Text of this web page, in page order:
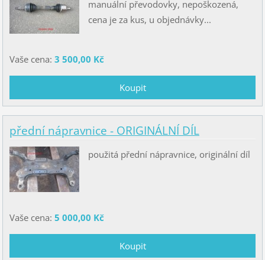
manuální převodovky, nepoškozená,
cena je za kus, u objednávky...
Vaše cena: 3 500,00 Kč
přední nápravnice - ORIGINÁLNÍ DÍL
použitá přední nápravnice, originální díl
Vaše cena: 5 000,00 Kč